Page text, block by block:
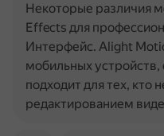
Некоторые различия
Effects для
Интерфейс. Alight
мобильных устройств,
подходит для тех, кто
редактированием